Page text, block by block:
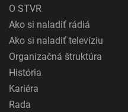
O STVR
Ako si naladiť rádiá
Ako si naladiť televíziu
Organizačná štruktúra
História
Kariéra
Rada